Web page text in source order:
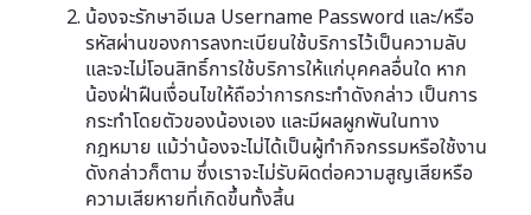
น้องจะรักษาอีเมล Username Password และ/หรือ
รหัสผ่านของการลงทะเบียนใช้บริการไว้เป็นความลับ
และจะไม่โอนสิทธิ์การใช้บริการให้แก่บุคคลอื่นใด หาก
น้องฝ่าฝืนเงื่อนไขให้ถือว่าการกระทำดังกล่าว เป็นการ
กระทำโดยตัวของน้องเอง และมีผลผูกพันในทาง
กฎหมาย แม้ว่าน้องจะไม่ได้เป็นผู้ทำกิจกรรมหรือใช้งาน
ดังกล่าวก็ตาม ซึ่งเราจะไม่รับผิดต่อความสูญเสียหรือ
ความเสียหายที่เกิดขึ้นทั้งสิ้น